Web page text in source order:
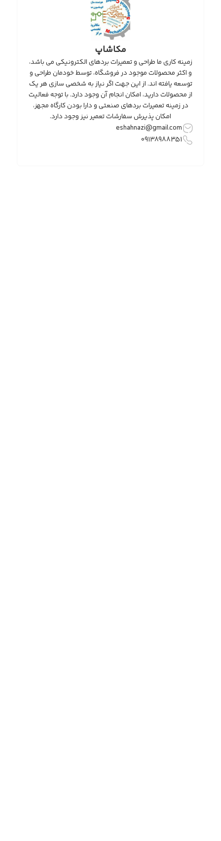
کاری ما طراحی و تعمیرات بردهای الکترونیکی می باشد،
اکثر محصولات موجود در فروشگاه، توسط خودمان طراحی و
یافته اند. از این جهت اگر نیاز به شخصی سازی هر یک
محصولات دارید، امکان انجام آن وجود دارد. با توجه فعالیت
در زمینه تعمیرات بردهای صنعتی و دارا بودن کارگاه مجهز،
امکان پذیرش سفارشات تعمیر نیز وجود دارد.
eshahnazi@gmail.com
09138988351